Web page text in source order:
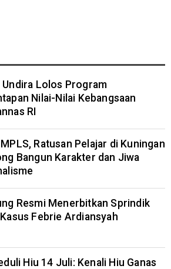
Undira Lolos Program
Nilai-Nilai Kebangsaan
RI
Ratusan Pelajar di Kuningan
Bangun Karakter dan Jiwa
Resmi Menerbitkan Sprindik
Febrie Ardiansyah
Hiu 14 Juli: Kenali Hiu Ganas